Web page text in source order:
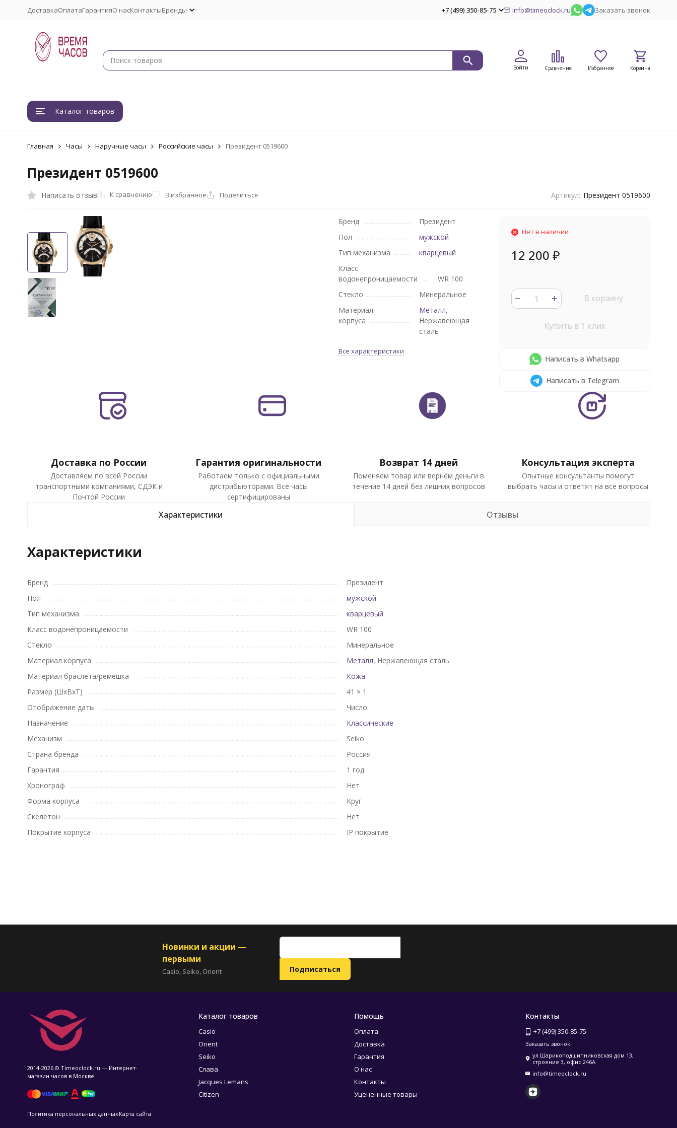
ДоставкаОплатаГарантияО насКонтактыБренды +7 (499) 350-85-75 info@timeoclock.ru Заказать звонок
Войти Сравнение Избранное Корзина
Каталог товаров
Главная Часы Наручные часы Российские часы Президент 0519600
Президент 0519600
Написать отзыв К сравнению В избранное Поделиться Артикул: Президент 0519600
Бренд
Президент
Пол
мужской
Тип механизма
кварцевый
Класс
водонепроницаемости
WR 100
Стекло
Минеральное
Материал
корпуса
Металл,
Нержавеющая
сталь
Все характеристики
Нет в наличии
12 200 ₽
В корзину
Купить в 1 клик
Написать в Whatsapp
Написать в Telegram
Доставка по России
Доставляем по всей России
транспортными компаниями, СДЭК и
Почтой России
Гарантия оригинальности
Работаем только с официальными
дистрибьюторами. Все часы
сертифицированы
Возврат 14 дней
Поменяем товар или вернём деньги в
течение 14 дней без лишних вопросов
Консультация эксперта
Опытные консультанты помогут
выбрать часы и ответят на все вопросы
Характеристики Отзывы
Характеристики
Бренд
Президент
Пол
мужской
Тип механизма
кварцевый
Класс водонепроницаемости
WR 100
Стекло
Минеральное
Материал корпуса
Металл, Нержавеющая сталь
Материал браслета/ремешка
Кожа
Размер (ШхВхТ)
41 × 1
Отображение даты
Число
Назначение
Классические
Механизм
Seiko
Страна бренда
Россия
Гарантия
1 год
Хронограф
Нет
Форма корпуса
Круг
Скелетон
Нет
Покрытие корпуса
IP покрытие
Новинки и акции —
первыми
Casio, Seiko, Orient
2014-2026 © Timeoclock.ru — Интернет-
магазин часов в Москве
Политика персональных данныхКарта сайта
Каталог товаров
Casio
Orient
Seiko
Слава
Jacques Lemans
Citizen
Помощь
Оплата
Доставка
Гарантия
О нас
Контакты
Уцененные товары
Контакты
+7 (499) 350-85-75
Заказать звонок
ул.Шарикоподшипниковская дом 13,
строение 3, офис 246А
info@timeoclock.ru